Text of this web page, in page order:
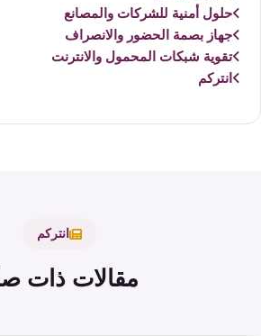
حلول أمنية للشركات والمصانع
جهاز بصمة الحضور والانصراف
تقوية شبكات المحمول والانترنت
انتركم
انتركم
مقالات ذات